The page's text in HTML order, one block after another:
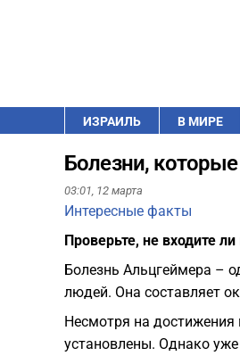
ИЗРАИЛЬ В МИРЕ
Болезни,
03:01, 12 марта
Интересные факты
Проверьте, не входите
Болезнь Альцгеймера –
людей. Она составляет
Несмотря на
установлены. Однако